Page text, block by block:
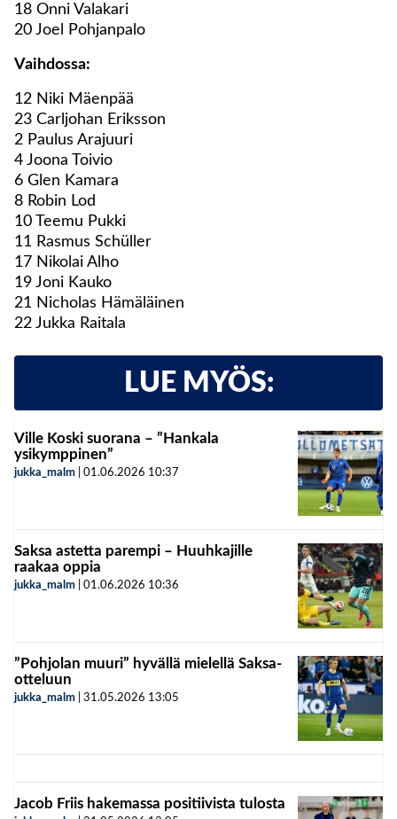
18 Onni Valakari
20 Joel Pohjanpalo
Vaihdossa:
12 Niki Mäenpää
23 Carljohan Eriksson
2 Paulus Arajuuri
4 Joona Toivio
6 Glen Kamara
8 Robin Lod
10 Teemu Pukki
11 Rasmus Schüller
17 Nikolai Alho
19 Joni Kauko
21 Nicholas Hämäläinen
22 Jukka Raitala
LUE MYÖS:
Ville Koski suorana – ”Hankala
ysikymppinen”
jukka_malm 01.06.2026 10:37
Saksa astetta parempi – Huuhkajille
raakaa oppia
jukka_malm 01.06.2026 10:36
”Pohjolan muuri” hyvällä mielellä Saksa-
otteluun
jukka_malm 31.05.2026 13:05
Jacob Friis hakemassa positiivista tulosta